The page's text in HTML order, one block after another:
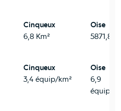
Cinqueux
6,8 Km²
Oise
5871,8
Cinqueux
3,4 équip/km²
Oise
6,9
équip/